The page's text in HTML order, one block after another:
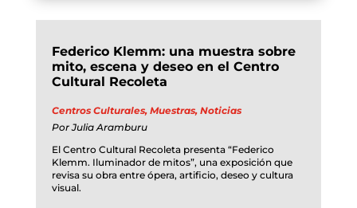
Federico Klemm: una muestra sobre
mito, escena y deseo en el Centro
Cultural Recoleta
Centros Culturales, Muestras, Noticias
PorJulia Aramburu
El Centro Cultural Recoleta presenta “Federico
Klemm. Iluminador de mitos”, una exposición que
revisa su obra entre ópera, artificio, deseo y cultura
visual.